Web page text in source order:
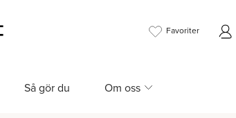
Favoriter
Så gör du Om oss